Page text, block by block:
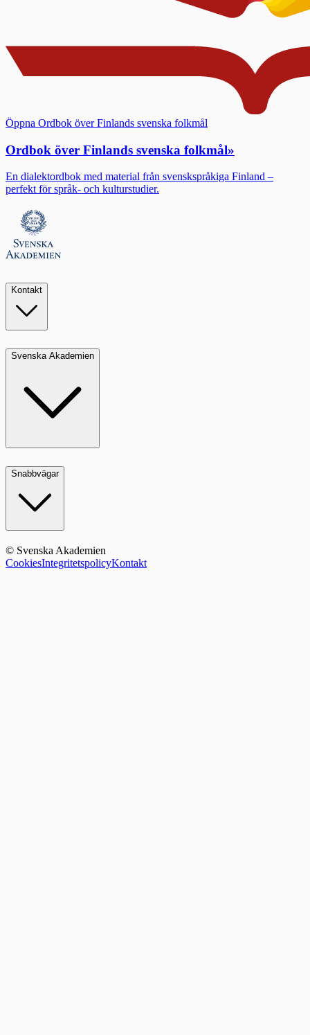
Öppna Ordbok över Finlands svenska folkmål
Ordbok över Finlands svenska folkmål»
En dialektordbok med material från svenskspråkiga Finland –
perfekt för språk- och kulturstudier.
Kontakt
Svenska Akademien
Snabbvägar
© Svenska Akademien
CookiesIntegritetspolicyKontakt